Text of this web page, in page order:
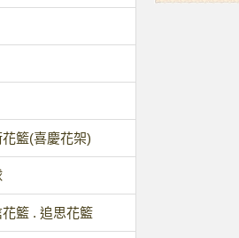
籃(喜慶花架)
籃 . 追思花籃